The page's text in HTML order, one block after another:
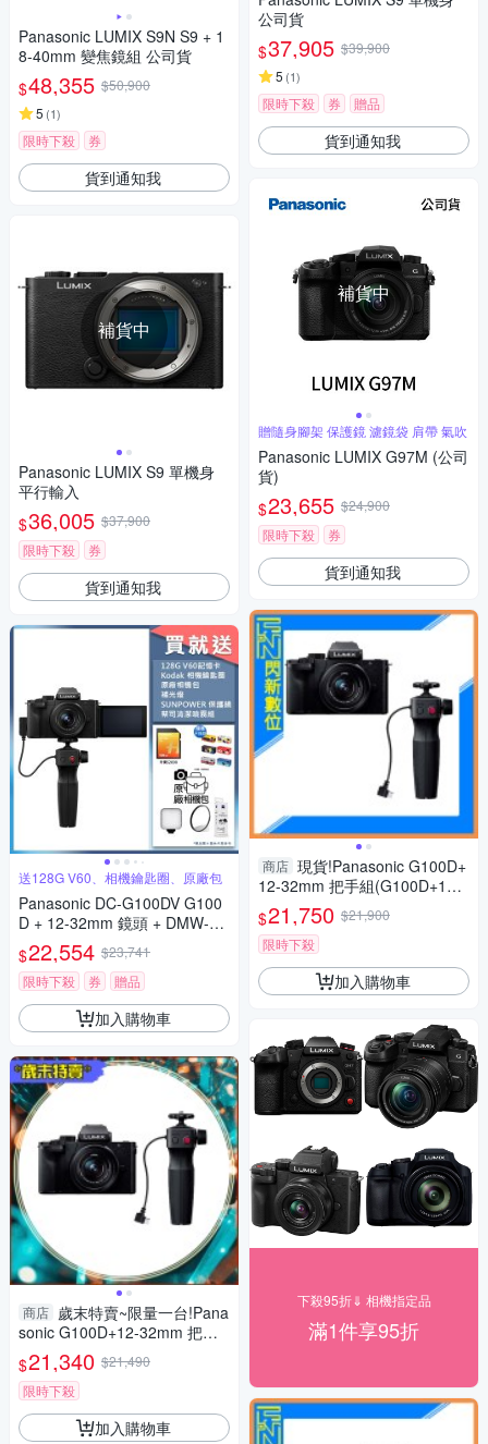
Panasonic LUMIX S9N S9 + 1
8-40mm 變焦鏡組 公司貨
$48,355 $50,900
5 (1)
限時下殺 券
貨到通知我
補貨中
Panasonic LUMIX S9 單機身
平行輸入
$36,005 $37,900
限時下殺
券
貨到通知我
送128G V60、相機鑰匙圈、原廠包
Panasonic DC-G100DV G100
D + 12-32mm 鏡頭 + DMW-SH
GR2 三腳架握把組 公司貨
$22,554 $23,741
限時下殺
券 贈品
加入購物車
商店 歲末特賣~限量一台!Pana
sonic G100D+12-32mm 把手
組(G100D+1232+SHGR2，公
司貨)
$21,340 $21,490
限時下殺
加入購物車
公司貨
$37,905 $39,900
5 (1)
限時下殺 券 贈品
貨到通知我
補貨中
贈隨身腳架 保護鏡 濾鏡袋 肩帶 氣吹
Panasonic LUMIX G97M (公司
貨)
$23,655 $24,900
限時下殺
券
貨到通知我
商店 現貨!Panasonic G100D+
12-32mm 把手組(G100D+123
2+SHGR2，公司貨)G100
$21,750 $21,900
限時下殺
加入購物車
下殺95折⇓ 相機指定品
滿1件享95折